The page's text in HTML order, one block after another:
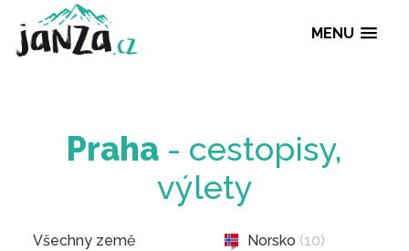
MENU
Praha- cestopisy,
výlety
Všechny země
Norsko (10)